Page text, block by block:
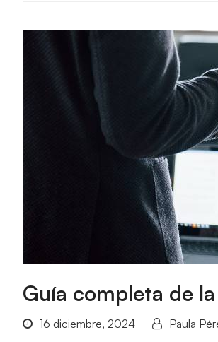
Guía completa de
16 diciembre, 2024 Paula